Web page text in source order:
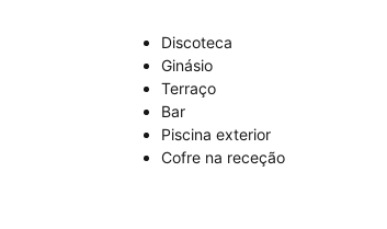
Discoteca
Ginásio
Terraço
Bar
Piscina exterior
Cofre na receção